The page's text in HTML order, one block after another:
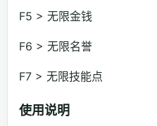
F5 > 无限金钱
F6 > 无限名誉
F7 > 无限技能点
使用说明